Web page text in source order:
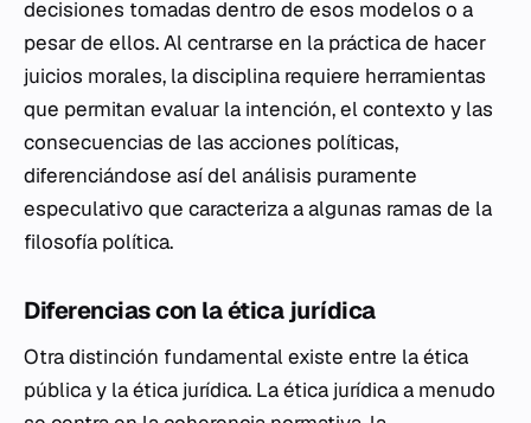
decisiones tomadas dentro de esos modelos o a
pesar de ellos. Al centrarse en la práctica de hacer
juicios morales, la disciplina requiere herramientas
que permitan evaluar la intención, el contexto y las
consecuencias de las acciones políticas,
diferenciándose así del análisis puramente
especulativo que caracteriza a algunas ramas de la
filosofía política.
Diferencias con la ética jurídica
Otra distinción fundamental existe entre la ética
pública y la ética jurídica. La ética jurídica a menudo